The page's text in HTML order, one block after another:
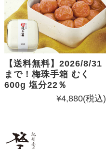
【送料無料】2026/8/31
まで！梅珠手箱 むく
600g 塩分22％
¥4,880(税込)